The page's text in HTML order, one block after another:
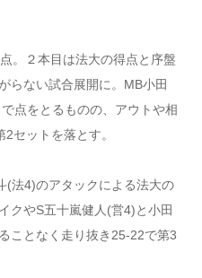
。２本目は法大の得点と序盤
らない試合展開に。MB小田
点をとるものの、アウトや相
セットを落とす。
(法4)のアタックによる法大の
クやS五十嵐健人(営4)と小田
ことなく走り抜き25-22で第3